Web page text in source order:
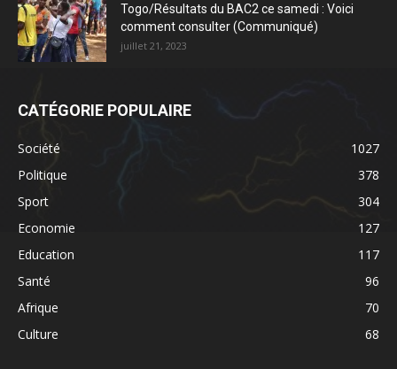
Togo/Résultats du BAC2 ce samedi : Voici
comment consulter (Communiqué)
juillet 21, 2023
CATÉGORIE POPULAIRE
Société
1027
Politique
378
Sport
304
Economie
127
Education
117
Santé
96
Afrique
70
Culture
68